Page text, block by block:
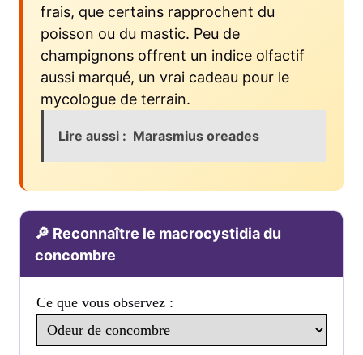
frais, que certains rapprochent du
poisson ou du mastic. Peu de
champignons offrent un indice olfactif
aussi marqué, un vrai cadeau pour le
mycologue de terrain.
Lire aussi : Marasmius oreades
🔎 Reconnaître le macrocystidia du
concombre
Ce que vous observez :